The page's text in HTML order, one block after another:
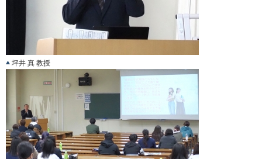
坪井 真 教授